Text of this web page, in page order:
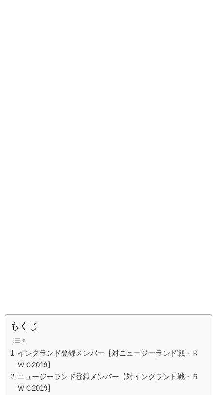
もくじ
イングランド登録メンバー【対ニュージーランド戦・Ｒ
ＷＣ2019】
ニュージーランド登録メンバー【対イングランド戦・Ｒ
ＷＣ2019】